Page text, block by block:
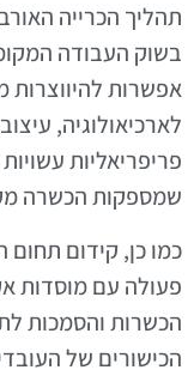
תהליך הכרייה
בשוק העבודה
אפשרות
לארכיאולוגיה,
פריפריאליות
שמספקות הכשרה
כמו כן, קידום תחום
פעולה עם מוסדות
הכשרות והסמכות
הכישורים של